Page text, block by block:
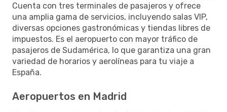
Cuenta con tres terminales de pasajeros y ofrece
una amplia gama de servicios, incluyendo salas VIP,
diversas opciones gastronómicas y tiendas libres de
impuestos. Es el aeropuerto con mayor tráfico de
pasajeros de Sudamérica, lo que garantiza una gran
variedad de horarios y aerolíneas para tu viaje a
España.
Aeropuertos en Madrid